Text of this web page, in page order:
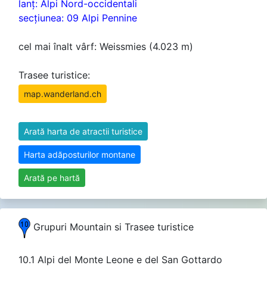
lanţ: Alpi Nord-occidentali
secţiunea: 09 Alpi Pennine
cel mai înalt vârf: Weissmies (4.023 m)
Trasee turistice:
map.wanderland.ch
Arată harta de atractii turistice
Harta adăposturilor montane
Arată pe hartă
Grupuri Mountain si Trasee turistice
10.1 Alpi del Monte Leone e del San Gottardo